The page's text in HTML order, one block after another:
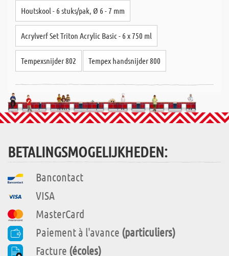
Houtskool - 6 stuks/pak, Ø 6 - 7 mm
Acrylverf Set Triton Acrylic Basic - 6 x 750 ml
Tempexsnijder 802 Tempex handsnijder 800
BETALINGSMOGELIJKHEDEN:
Bancontact
VISA
MasterCard
Paiement à l'avance (particuliers)
Facture (écoles)